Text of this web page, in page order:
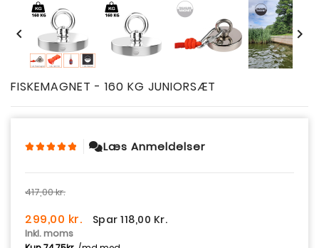
 
FISKEMAGNET - 160 KG JUNIORSÆT
Læs Anmeldelser
417,00 kr.
299,00 kr. Spar 118,00 Kr.
Inkl. moms